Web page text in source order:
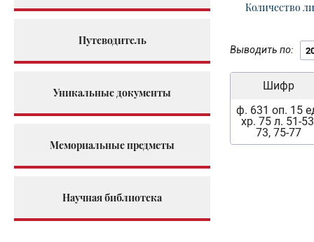
Путеводитель
Уникальные документы
Мемориальные предметы
Научная библиотека
Количество
Выводить по:
Шифр
ф. 631 оп. 15
хр. 75 л. 51-
73, 75-77